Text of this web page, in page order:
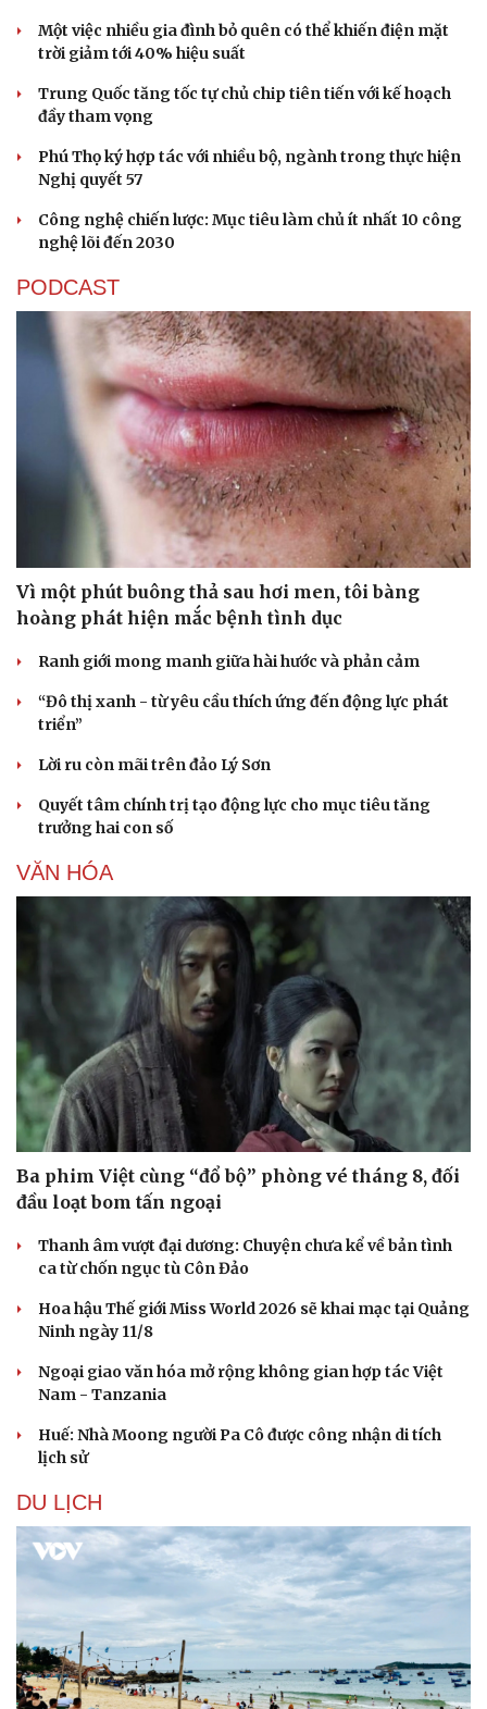
Dinh dưỡng - món ngon
Cây thuốc
Sản phụ khoa
Phòng mạch online
Ăn sạch sống khỏe
Đời sống
Nhà đẹp
Blog
Tình yêu - Gia đình
Một việc nhiều gia đình bỏ quên có thể khiến điện mặt
trời giảm tới 40% hiệu suất
Trung Quốc tăng tốc tự chủ chip tiên tiến với kế hoạch
đầy tham vọng
Phú Thọ ký hợp tác với nhiều bộ, ngành trong thực hiện
Nghị quyết 57
Công nghệ chiến lược: Mục tiêu làm chủ ít nhất 10 công
nghệ lõi đến 2030
PODCAST
Vì một phút buông thả sau hơi men, tôi bàng
hoàng phát hiện mắc bệnh tình dục
Ranh giới mong manh giữa hài hước và phản cảm
“Đô thị xanh - từ yêu cầu thích ứng đến động lực phát
triển”
Lời ru còn mãi trên đảo Lý Sơn
Quyết tâm chính trị tạo động lực cho mục tiêu tăng
trưởng hai con số
VĂN HÓA
Ba phim Việt cùng “đổ bộ” phòng vé tháng 8, đối
đầu loạt bom tấn ngoại
Thanh âm vượt đại dương: Chuyện chưa kể về bản tình
ca từ chốn ngục tù Côn Đảo
Hoa hậu Thế giới Miss World 2026 sẽ khai mạc tại Quảng
Ninh ngày 11/8
Ngoại giao văn hóa mở rộng không gian hợp tác Việt
Nam - Tanzania
Huế: Nhà Moong người Pa Cô được công nhận di tích
lịch sử
DU LỊCH